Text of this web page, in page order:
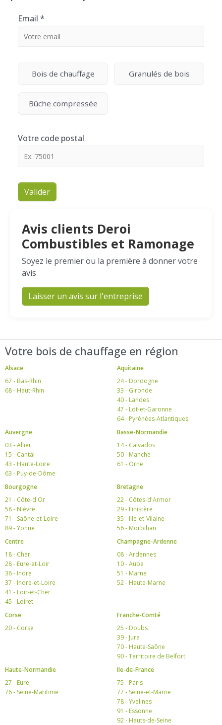
Email *
Bois de chauffage Granulés de bois
Bûche compressée
Votre code postal
Valider
Avis clients Deroi
Combustibles et Ramonage
Soyez le premier ou la première à donner votre
avis
Laisser un avis sur l'entreprise
Votre bois de chauffage en région
Alsace
67 - Bas-Rhin
68 - Haut-Rhin
Aquitaine
24 - Dordogne
33 - Gironde
40 - Landes
47 - Lot-et-Garonne
64 - Pyrénées-Atlantiques
Auvergne
03 - Allier
15 - Cantal
43 - Haute-Loire
63 - Puy-de-Dôme
Basse-Normandie
14 - Calvados
50 - Manche
61 - Orne
Bourgogne
21 - Côte-d'Or
58 - Nièvre
71 - Saône-et-Loire
89 - Yonne
Bretagne
22 - Côtes-d'Armor
29 - Finistère
35 - Ille-et-Vilaine
56 - Morbihan
Centre
18 - Cher
28 - Eure-et-Loir
36 - Indre
37 - Indre-et-Loire
41 - Loir-et-Cher
45 - Loiret
Champagne-Ardenne
08 - Ardennes
10 - Aube
51 - Marne
52 - Haute-Marne
Corse
20 - Corse
Franche-Comté
25 - Doubs
39 - Jura
70 - Haute-Saône
90 - Territoire de Belfort
Haute-Normandie
27 - Eure
76 - Seine-Maritime
Ile-de-France
75 - Paris
77 - Seine-et-Marne
78 - Yvelines
91 - Essonne
92 - Hauts-de-Seine